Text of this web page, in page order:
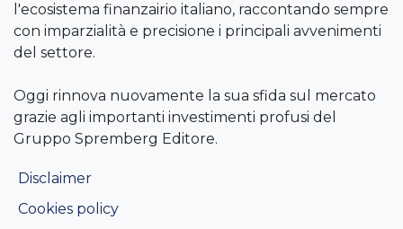
l'ecosistema finanzairio italiano, raccontando sempre
con imparzialità e precisione i principali avvenimenti
del settore.
Oggi rinnova nuovamente la sua sfida sul mercato
grazie agli importanti investimenti profusi del
Gruppo Spremberg Editore.
Disclaimer
Cookies policy